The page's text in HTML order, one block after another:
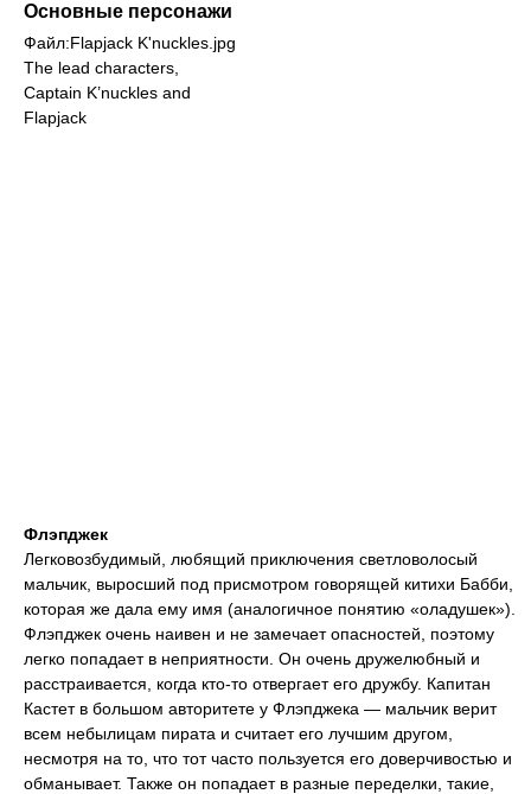
Основные персонажи
Файл:Flapjack K'nuckles.jpg
The lead characters,
Captain K’nuckles and
Flapjack
Флэпджек
Легковозбудимый, любящий приключения светловолосый
мальчик, выросший под присмотром говорящей китихи Бабби,
которая же дала ему имя (аналогичное понятию «оладушек»).
Флэпджек очень наивен и не замечает опасностей, поэтому
легко попадает в неприятности. Он очень дружелюбный и
расстраивается, когда кто-то отвергает его дружбу. Капитан
Кастет в большом авторитете у Флэпджека — мальчик верит
всем небылицам пирата и считает его лучшим другом,
несмотря на то, что тот часто пользуется его доверчивостью и
обманывает. Также он попадает в разные переделки, такие,